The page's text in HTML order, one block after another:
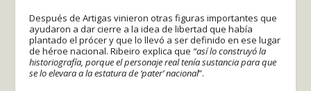
Después de Artigas vinieron otras figuras importantes que
ayudaron a dar cierre a la idea de libertad que había
plantado el prócer y que lo llevó a ser definido en ese lugar
de héroe nacional. Ribeiro explica que “así lo construyó la
historiografía, porque el personaje real tenía sustancia para que
se lo elevara a la estatura de ‘pater’ nacional”.